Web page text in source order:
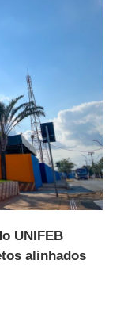
UNIFEB
alinhados